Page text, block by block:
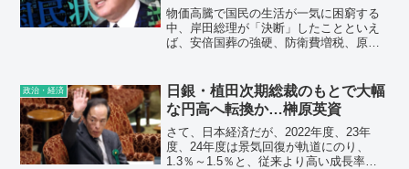
物価高騰で国民の生活が一気に困窮する
中、岸田総理が「決断」したことといえ
ば、安倍国葬の強硬、防衛費増税、原子
り。国民生活をドン底に叩き落とさない
ためにも、一刻も早く退陣することでは
ないか。
政治・経済
日銀・植田次期総裁のもとで大幅
な円高へ転換か…榊原英資
さて、日本経済だが、2022年度、23年
度、24年度は景気回復が軌道にのり、
1.3％～1.5％と、従来より高い成長率が